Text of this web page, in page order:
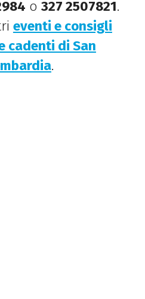
o 327 2507821.
eventi e consigli
cadenti di San
.